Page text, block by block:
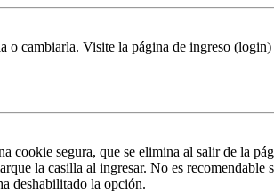
o cambiarla. Visite la página de ingreso
cookie segura, que se elimina al salir de la
la casilla al ingresar. No es
deshabilitado la opción.